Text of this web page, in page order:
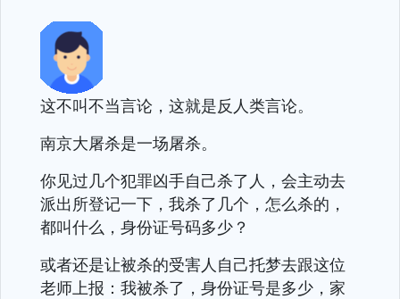
这不叫不当言论，这就是反人类言论。
南京大屠杀是一场屠杀。
你见过几个犯罪凶手自己杀了人，会主动去
派出所登记一下，我杀了几个，怎么杀的，
都叫什么，身份证号码多少？
或者还是让被杀的受害人自己托梦去跟这位
老师上报：我被杀了，身份证号是多少，家